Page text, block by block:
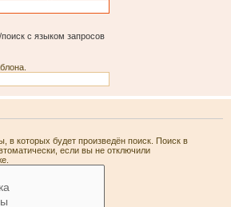
с языком запросов
которых будет произведён поиск. Поиск в
если вы не отключили